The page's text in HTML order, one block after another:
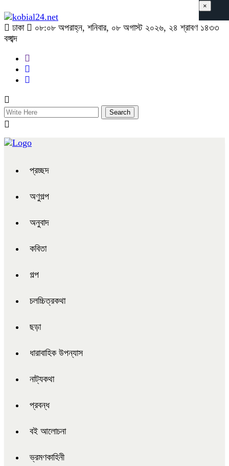
ঢাকা
০৮:০৮ অপরাহ্ন, শনিবার, ০৮ অগাস্ট ২০২৬, ২৪ শ্রাবণ ১৪৩৩
বঙ্গাব্দ
প্রচ্ছদ
অণুগল্প
অনুবাদ
কবিতা
গল্প
চলচ্চিত্রকথা
ছড়া
ধারাবাহিক উপন্যাস
নাট্যকথা
প্রবন্ধ
বই আলোচনা
ভ্রমণকাহিনী
×